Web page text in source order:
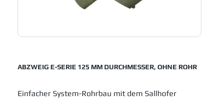
ABZWEIG E-SERIE 125 MM DURCHMESSER, OHNE ROHR
Einfacher System-Rohrbau mit dem Sallhofer